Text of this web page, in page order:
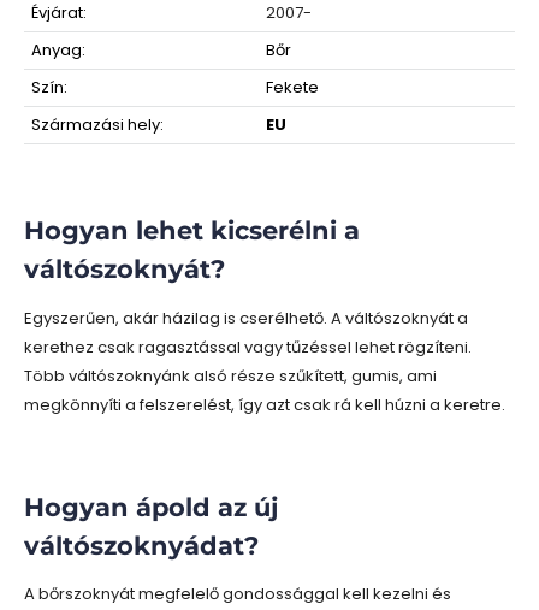
Évjárat:
2007-
Anyag:
Bőr
Szín:
Fekete
Származási hely:
EU
Hogyan lehet kicserélni a
váltószoknyát?
Egyszerűen, akár házilag is cserélhető. A váltószoknyát a
kerethez csak ragasztással vagy tűzéssel lehet rögzíteni.
Több váltószoknyánk alsó része szűkített, gumis, ami
megkönnyíti a felszerelést, így azt csak rá kell húzni a keretre.
Hogyan ápold az új
váltószoknyádat?
A bőrszoknyátmegfelelő gondossággal kell kezelni és